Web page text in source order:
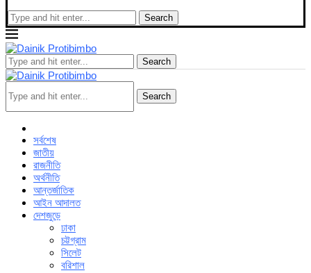
Search
Search
Search
সর্বশেষ
জাতীয়
রাজনীতি
অর্থনীতি
আন্তর্জাতিক
আইন আদালত
দেশজুড়ে
ঢাকা
চট্টগ্রাম
সিলেট
বরিশাল